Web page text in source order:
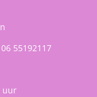
55192117
uur